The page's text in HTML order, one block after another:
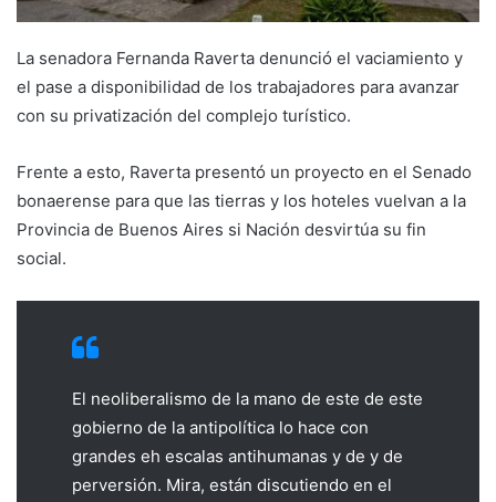
La senadora Fernanda Raverta denunció el vaciamiento y
el pase a disponibilidad de los trabajadores para avanzar
con su privatización del complejo turístico.
Frente a esto, Raverta presentó un proyecto en el Senado
bonaerense para que las tierras y los hoteles vuelvan a la
Provincia de Buenos Aires si Nación desvirtúa su fin
social.
El neoliberalismo de la mano de este de este
gobierno de la antipolítica lo hace con
grandes eh escalas antihumanas y de y de
perversión. Mira, están discutiendo en el